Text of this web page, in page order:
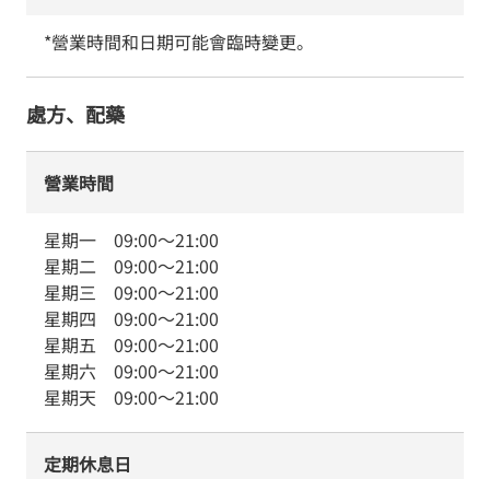
*營業時間和日期可能會臨時變更。
處方、配藥
營業時間
星期一 09:00～21:00
星期二 09:00～21:00
星期三 09:00～21:00
星期四 09:00～21:00
星期五 09:00～21:00
星期六 09:00～21:00
星期天 09:00～21:00
定期休息日